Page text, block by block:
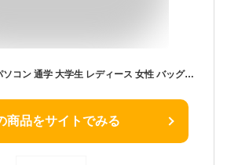
[目々澤鞄] リュック パソコン 通学 大学生 レディース 女性 バッグ ノートパソコン 通勤リュック きれいめ 女子 パソコンリュック かぶせ フラップ A4 29102 ベージュ(23)
商品をサイトでみる